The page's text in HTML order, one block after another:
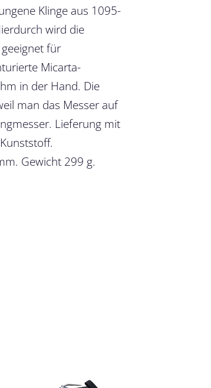
Klinge aus 1095-
wird die
für
Micarta-
in der Hand. Die
man das Messer auf
Lieferung mit
Gewicht 299 g.